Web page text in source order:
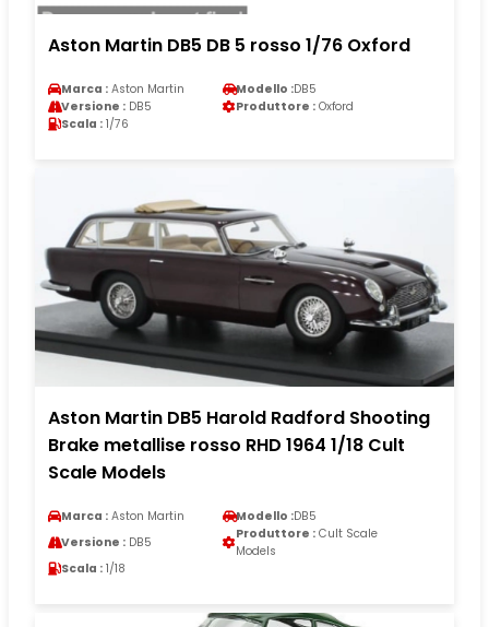
Aston Martin DB5 DB 5 rosso 1/76 Oxford
Marca : Aston Martin Modello :DB5
Versione : DB5 Produttore : Oxford
Scala : 1/76
Aston Martin DB5 Harold Radford Shooting
Brake metallise rosso RHD 1964 1/18 Cult
Scale Models
Marca : Aston Martin Modello :DB5
Versione : DB5
Produttore : Cult Scale
Models
Scala : 1/18